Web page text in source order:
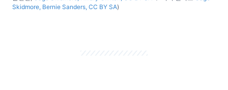
Skidmore, Bernie Sanders, CC BY SA)